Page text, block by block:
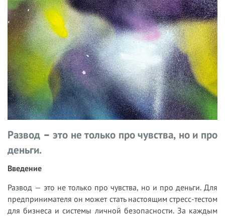
Развод – это не только про чувства, но и про
деньги.
Введение
Развод — это не только про чувства, но и про деньги. Для
предпринимателя он может стать настоящим стресс-тестом
для бизнеса и системы личной безопасности. За каждым